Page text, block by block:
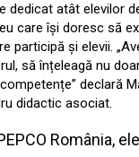
dedicat atât elevilor
care își doresc să
participă și elevii.
să înțeleagă nu
declară
didactic asociat.
România,